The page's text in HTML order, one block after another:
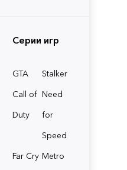
Серии игр
GTA
Stalker
Call of
Duty
Need
for
Speed
Far Cry Metro